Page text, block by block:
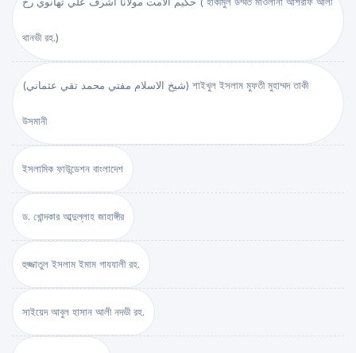
থানভী রহ.)
(شيخ الاسلام مفتي محمد تقي عثماني) শাইখুল ইসলাম মুফতী মুহাম্মদ তাকী
উসমানী
ইসলামিক ফাউন্ডেশন বাংলাদেশ
ড. খোন্দকার আব্দুল্লাহ জাহাঙ্গীর
হুজ্জাতুল ইসলাম ইমাম গাযযালী রহ.
সাইয়েদ আবুল হাসান আলী নদভী রহ.